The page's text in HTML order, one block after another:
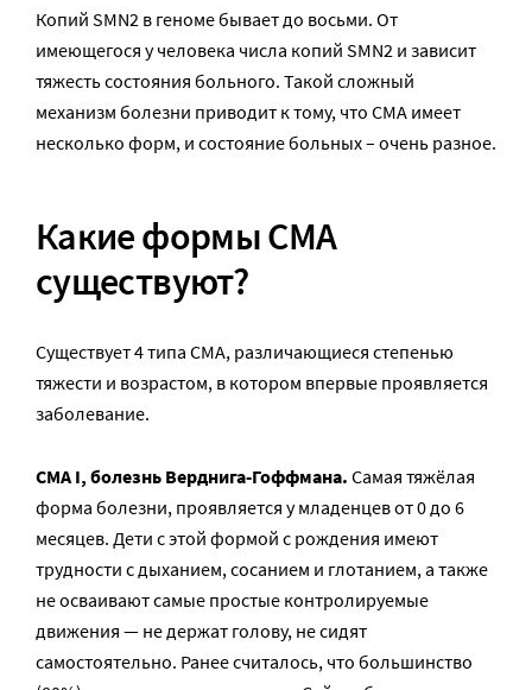
Копий SMN2 в геноме бывает до восьми. От
имеющегося у человека числа копий SMN2 и зависит
тяжесть состояния больного. Такой сложный
механизм болезни приводит к тому, что СМА имеет
несколько форм, и состояние больных – очень разное.
Какие формы СМА
существуют?
Существует 4 типа СМА, различающиеся степенью
тяжести и возрастом, в котором впервые проявляется
заболевание.
СМА I, болезнь Верднига-Гоффмана. Самая тяжёлая
форма болезни, проявляется у младенцев от 0 до 6
месяцев. Дети с этой формой с рождения имеют
трудности с дыханием, сосанием и глотанием, а также
не осваивают самые простые контролируемые
движения — не держат голову, не сидят
самостоятельно. Ранее считалось, что большинство